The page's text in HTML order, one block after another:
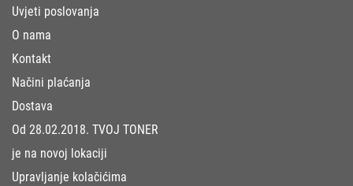
Uvjeti poslovanja
O nama
Kontakt
Načini plaćanja
Dostava
Od 28.02.2018. TVOJ TONER
je na novoj lokaciji
Upravljanje kolačićima